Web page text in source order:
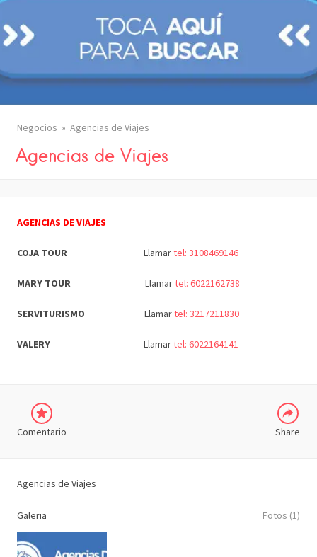
Negocios Agencias de Viajes
Agencias de Viajes
AGENCIAS DE VIAJES
COJA TOUR Llamartel: 3108469146
MARY TOUR Llamartel: 6022162738
SERVITURISMO Llamartel: 3217211830
VALERY Llamartel: 6022164141
Comentario Share
COMPARTIR
Agencias de Viajes
Galeria Fotos (1)